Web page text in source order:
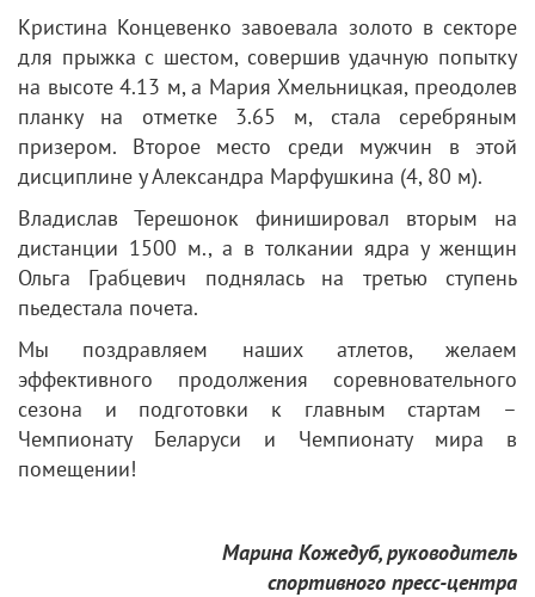
Кристина Концевенко завоевала золото в секторе
для прыжка с шестом, совершив удачную попытку
на высоте 4.13 м, а Мария Хмельницкая, преодолев
планку на отметке 3.65 м, стала серебряным
призером. Второе место среди мужчин в этой
дисциплине у Александра Марфушкина (4, 80 м).
Владислав Терешонок финишировал вторым на
дистанции 1500 м., а в толкании ядра у женщин
Ольга Грабцевич поднялась на третью ступень
пьедестала почета.
Мы поздравляем наших атлетов, желаем
эффективного продолжения соревновательного
сезона и подготовки к главным стартам –
Чемпионату Беларуси и Чемпионату мира в
помещении!
Марина Кожедуб, руководитель
спортивного пресс-центра